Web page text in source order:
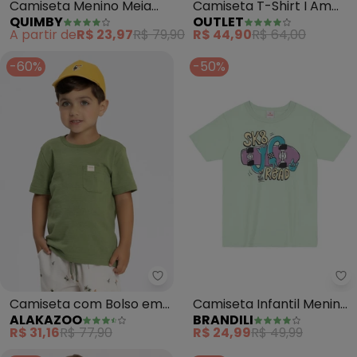
Camiseta Menino Meia
Malha Flamê (Verde)
QUIMBY
A partir deR$ 23,97R$ 79,90
Camiseta T-Shirt I Am
(Verde Militar)
OUTLET
R$ 44,90R$ 64,00
-60%
Alakazoo - Camiseta com
Camiseta com Bolso em
Malha Texturizada
(Verde)
ALAKAZOO
R$ 31,16R$ 77,90
-50%
Camiseta Infantil Menino
Skate (Verde)
BRANDILI
R$ 24,99R$ 49,99